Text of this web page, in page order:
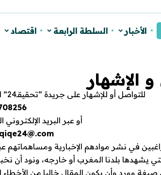
الأخبار السلطة الرابعة اقتصاد
الإشهار
للتواصل أو للإشهار على جريدة “تحقيقـ24” الإلكترونية، يرجى التواصل على الرقم التالي
أو عبر البريد
في نشر موادهم الإخبارية ومساهماتهم
يشهدها بلدنا المغرب أو خارجه، ونود أن
وورد وأن يكون المقال خاليا من الأخطاء